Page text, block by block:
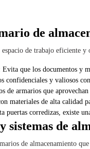
de
de trabajo eficiente
Evita que los documentos y
confidenciales y valiosos
de armarios que
materiales de alta calidad
puertas corredizas, existe
sistemas de
de almacenamiento